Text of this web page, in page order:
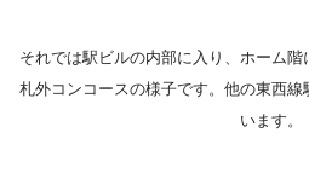
それでは駅ビルの内部に入り、ホーム
札外コンコースの様子です。他の東西
います。